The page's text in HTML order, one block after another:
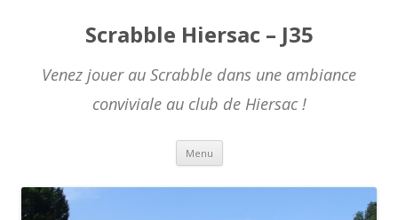
Scrabble Hiersac – J35
Venez jouer au Scrabble dans une ambiance
conviviale au club de Hiersac !
Menu Skip to content